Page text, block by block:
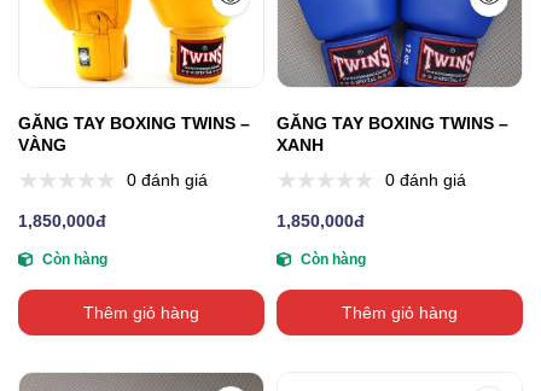
GĂNG TAY BOXING TWINS –
VÀNG
0 đánh giá
1,850,000đ
Còn hàng
Thêm giỏ hàng
GĂNG TAY BOXING TWINS –
XANH
0 đánh giá
1,850,000đ
Còn hàng
Thêm giỏ hàng